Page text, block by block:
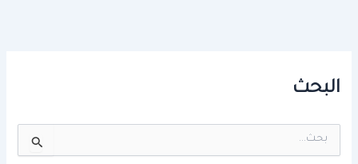
البحث